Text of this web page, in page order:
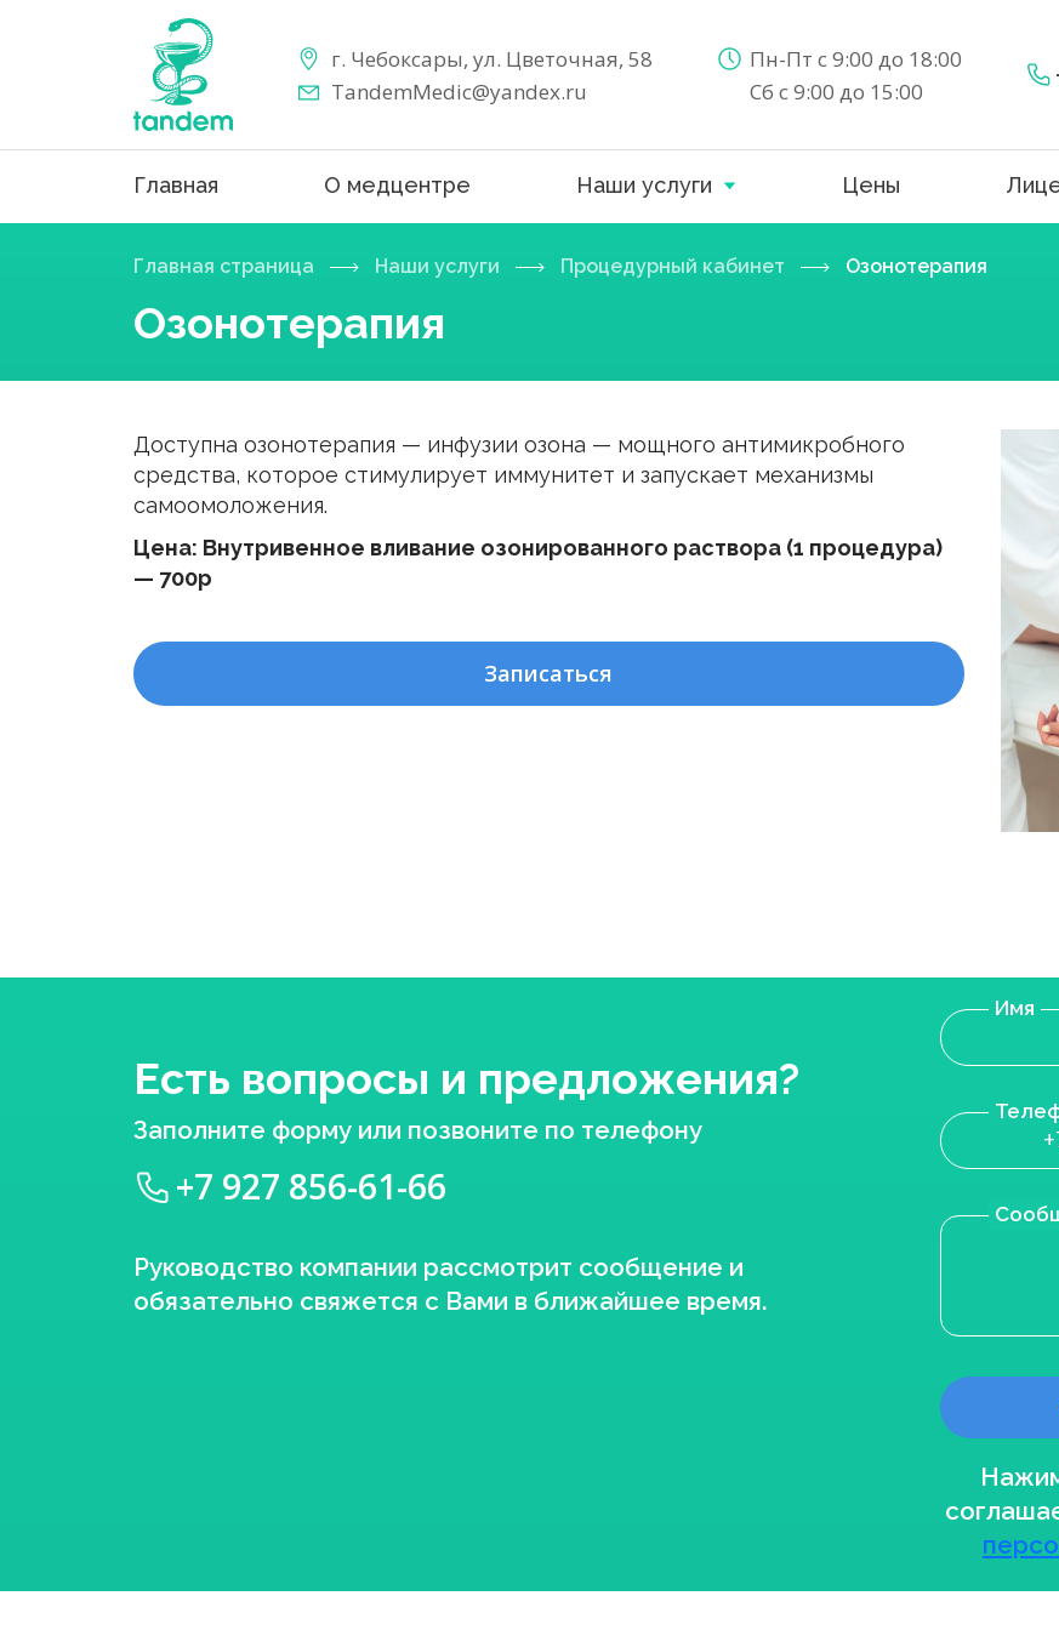
г. Чебоксары, ул. Цветочная, 58
TandemMedic@yandex.ru
Пн-Пт с 9:00 до 18:00
Сб с 9:00 до 15:00
Главная О медцентре Наши услуги Цены
Главная страница Наши услуги Процедурный кабинет Озонотерапия
Озонотерапия
Доступна озонотерапия — инфузии озона — мощного антимикробного
средства, которое стимулирует иммунитет и запускает механизмы
самоомоложения.
Цена: Внутривенное вливание озонированного раствора (1 процедура)
— 700р
Записаться
Есть вопросы и предложения?
Заполните форму или позвоните по телефону
+7 927 856-61-66
Руководство компании рассмотрит сообщение и
обязательно свяжется с Вами в ближайшее время.
Имя